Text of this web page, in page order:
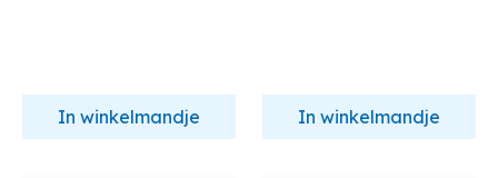
In winkelmandje In winkelmandje